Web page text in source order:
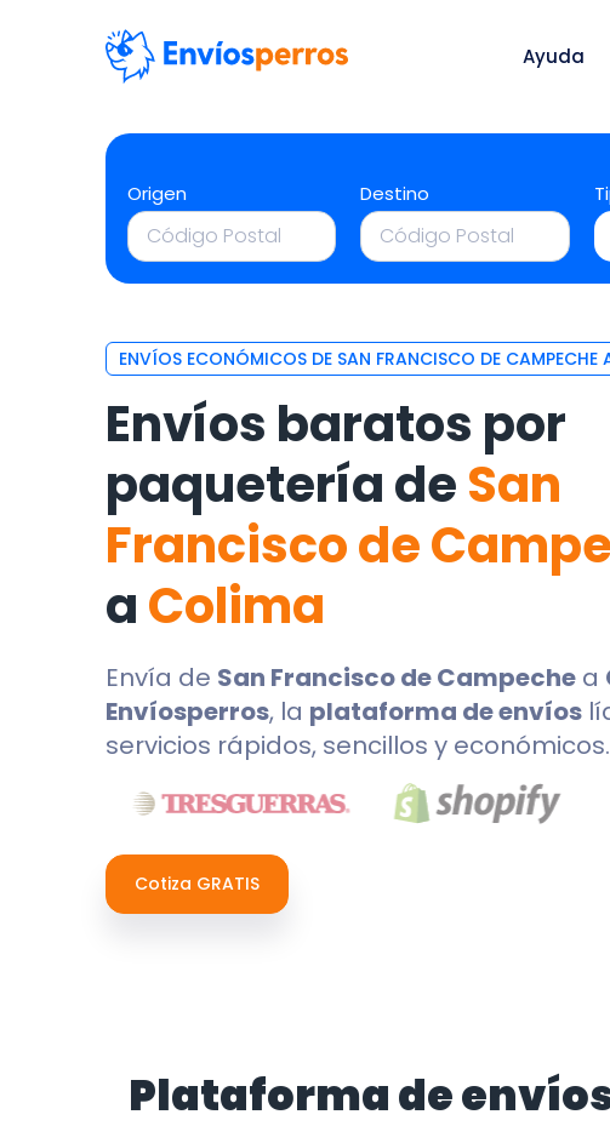
Ayuda
Origen Destino
ENVÍOS ECONÓMICOS DE SAN FRANCISCO DE CAMPECHE
Envíos baratos por
paquetería deSan
Francisco de
aColima
Envía de San Francisco de Campeche a
Envíosperros, la plataforma de envíos
servicios rápidos, sencillos y económicos.
Cotiza GRATIS
Plataforma de